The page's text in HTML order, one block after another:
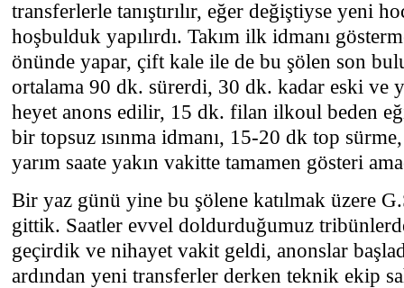
transferlerle tanıştırılır, eğer değiştiyse yeni
hoşbulduk yapılırdı. Takım ilk idmanı
önünde yapar, çift kale ile de bu şölen son
ortalama 90 dk. sürerdi, 30 dk. kadar eski ve
heyet anons edilir, 15 dk. filan ilkoul beden
bir topsuz ısınma idmanı, 15-20 dk top
yarım saate yakın vakitte tamamen gösteri
Bir yaz günü yine bu şölene katılmak üzere
gittik. Saatler evvel doldurduğumuz
geçirdik ve nihayet vakit geldi, anonslar
ardından yeni transferler derken teknik ekip